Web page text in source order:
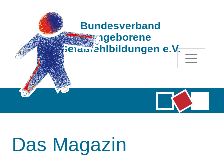
Bundesverband
Angeborene
Gefäßfehlbildungen e.V.
Das Magazin